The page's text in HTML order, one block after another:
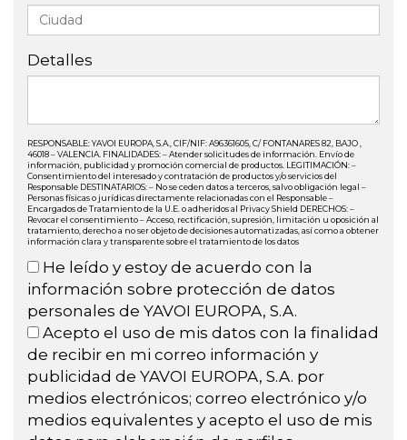
Detalles
RESPONSABLE: YAVOI EUROPA, S.A., CIF/NIF: A96361605, C/ FONTANARES 82, BAJO ,
46018 – VALENCIA. FINALIDADES: – Atender solicitudes de información. Envío de
información, publicidad y promoción comercial de productos. LEGITIMACIÓN: –
Consentimiento del interesado y contratación de productos y/o servicios del
Responsable DESTINATARIOS: – No se ceden datos a terceros, salvo obligación legal –
Personas físicas o jurídicas directamente relacionadas con el Responsable –
Encargados de Tratamiento de la U.E. o adheridos al Privacy Shield DERECHOS: –
Revocar el consentimiento – Acceso, rectificación, supresión, limitación u oposición al
tratamiento, derecho a no ser objeto de decisiones automatizadas, así como a obtener
información clara y transparente sobre el tratamiento de los datos
He leído y estoy de acuerdo con la
información sobre protección de datos
personales de YAVOI EUROPA, S.A.
Acepto el uso de mis datos con la finalidad
de recibir en mi correo información y
publicidad de YAVOI EUROPA, S.A. por
medios electrónicos; correo electrónico y/o
medios equivalentes y acepto el uso de mis